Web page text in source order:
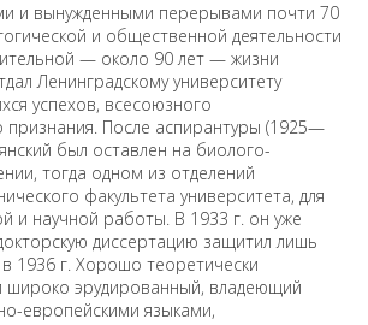
и вынужденными перерывами почти 70
и общественной деятельности
— около 90 лет — жизни
Ленинградскому университету
успехов, всесоюзного
признания. После аспирантуры (1925—
был оставлен на биолого-
тогда одном из отделений
факультета университета, для
и научной работы. В 1933 г. он уже
диссертацию защитил лишь
1936 г. Хорошо теоретически
широко эрудированный, владеющий
европейскими языками,